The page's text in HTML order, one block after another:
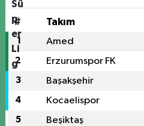
# Takım
1 Amed
2 Erzurumspor FK
3 Başakşehir
4 Kocaelispor
5 Beşiktaş